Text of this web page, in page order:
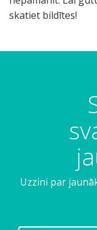
skatiet bildītes!
Uzzini par